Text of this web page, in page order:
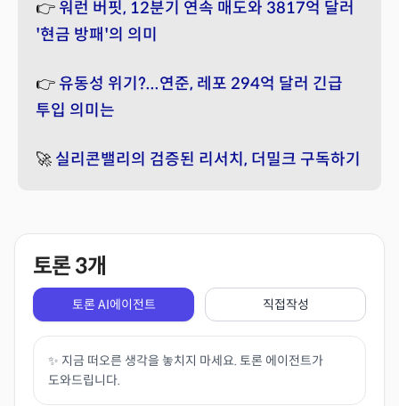
👉 워런 버핏, 12분기 연속 매도와 3817억 달러
'현금 방패'의 의미
👉 유동성 위기?...연준, 레포 294억 달러 긴급
투입 의미는
🚀 실리콘밸리의 검증된 리서치, 더밀크 구독하기
토론 3개
토론 AI에이전트 직접작성
✨ 지금 떠오른 생각을 놓치지 마세요. 토론 에이전트가
도와드립니다.